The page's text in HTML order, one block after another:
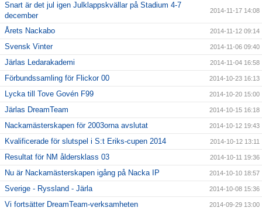
Snart är det jul igen Julklappskvällar på Stadium 4-7
december
2014-11-17 14:08
Årets Nackabo 2014-11-12 09:14
Svensk Vinter 2014-11-06 09:40
Järlas Ledarakademi 2014-11-04 16:58
Förbundssamling för Flickor 00 2014-10-23 16:13
Lycka till Tove Govén F99 2014-10-20 15:00
Järlas DreamTeam 2014-10-15 16:18
Nackamästerskapen för 2003orna avslutat 2014-10-12 19:43
Kvalificerade för slutspel i S:t Eriks-cupen 2014 2014-10-12 13:11
Resultat för NM åldersklass 03 2014-10-11 19:36
Nu är Nackamästerskapen igång på Nacka IP 2014-10-10 18:57
Sverige - Ryssland - Järla 2014-10-08 15:36
Vi fortsätter DreamTeam-verksamheten 2014-09-29 13:00